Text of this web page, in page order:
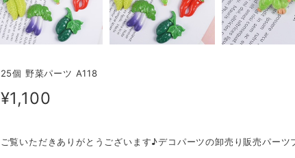
25個 野菜パーツ A118
¥1,100
ご覧いただきありがとうございます♪デコパーツの卸売り販売パーツ